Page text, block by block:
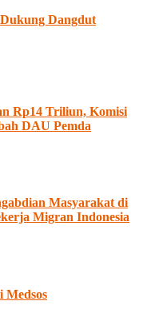
Dangdut
Rp14 Triliun, Komisi
DAU Pemda
Masyarakat di
Migran Indonesia
Medsos